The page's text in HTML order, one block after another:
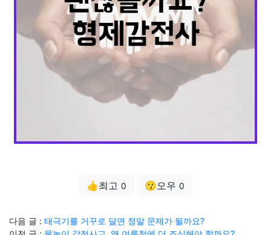
👍최고 0 😗오우 0
다음 글 : 태극기를 거꾸로 달면 정말 문제가 될까요?